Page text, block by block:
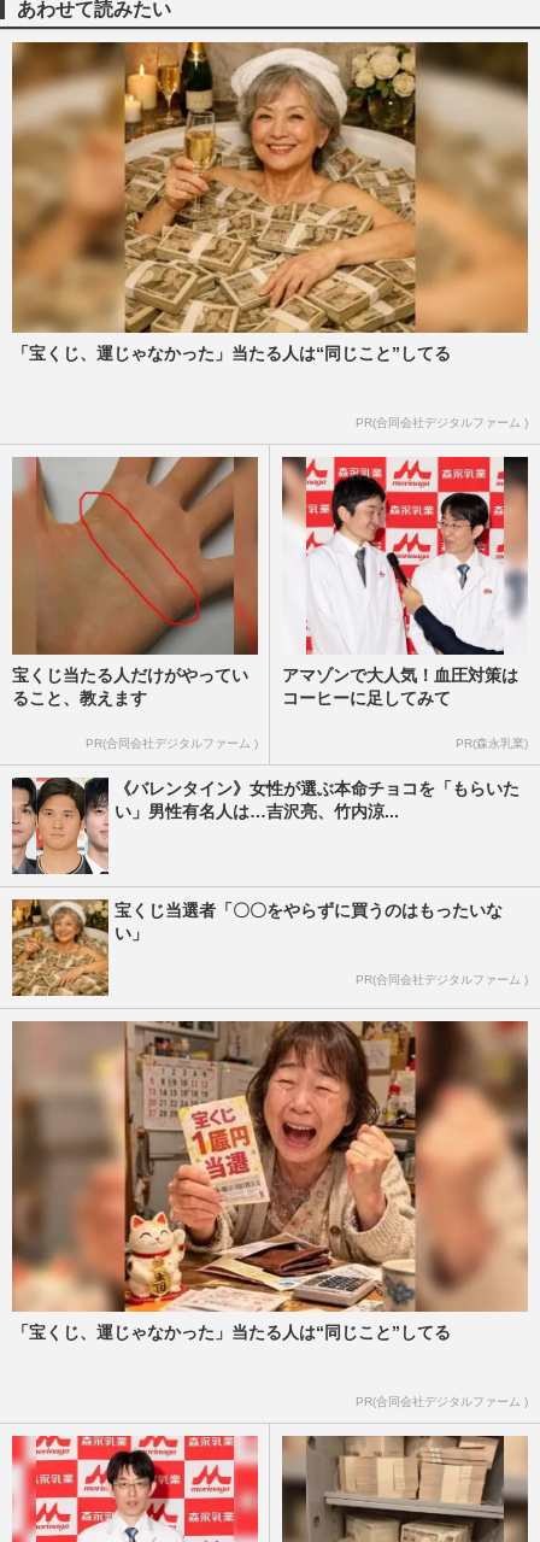
木村拓哉、吉野家『麦とろ牛』新CMで
「迎え舌」封印＆「とろろ嫌い」克服か？
《目黒蓮かと思った》後輩と激…
週刊女性PRIME 2026/6/3
目黒蓮『SAKAMOTO DAYS』が『コナ
ン』『マリオ』抑えて1位の好発進、「福
田節」封印が奏功して“100億円の…
週刊女性PRIME
真田広之主演『SHOGUN 将軍』シーズン
2の撮影映像に目黒蓮が登場「めめの髷姿
が素敵」ファンが見逃さなかっ…
あわせて読みたい
「宝くじ、運じゃなかった」当たる人は“同じこと”してる
PR(合同会社デジタルファーム )
宝くじ当たる人だけがやってい
ること、教えます
PR(合同会社デジタルファーム )
アマゾンで大人気！血圧対策は
コーヒーに足してみて
PR(森永乳業)
《バレンタイン》女性が選ぶ本命チョコを「もらいた
い」男性有名人は…吉沢亮、竹内涼...
宝くじ当選者「〇〇をやらずに買うのはもったいな
い」
PR(合同会社デジタルファーム )
「宝くじ、運じゃなかった」当たる人は“同じこと”してる
PR(合同会社デジタルファーム )